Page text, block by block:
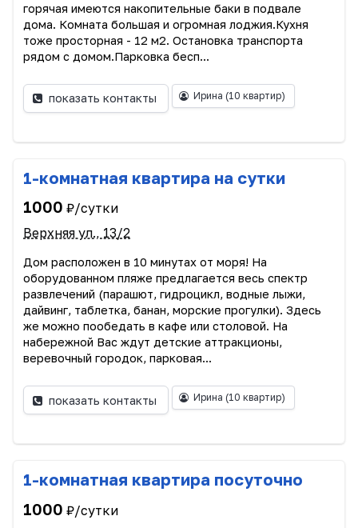
горячая имеются накопительные баки в подвале
дома. Комната большая и огромная лоджия.Кухня
тоже просторная - 12 м2. Остановка транспорта
рядом с домом.Парковка бесп...
показать контакты Ирина (10 квартир)
1-комнатная квартира на сутки
1000 ₽/сутки
Верхняя ул., 13/2
Дом расположен в 10 минутах от моря! На
оборудованном пляже предлагается весь спектр
развлечений (парашют, гидроцикл, водные лыжи,
дайвинг, таблетка, банан, морские прогулки). Здесь
же можно пообедать в кафе или столовой. На
набережной Вас ждут детские аттракционы,
веревочный городок, парковая...
показать контакты Ирина (10 квартир)
1-комнатная квартира посуточно
1000 ₽/сутки